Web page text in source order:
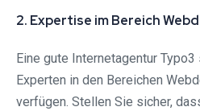
2. Expertise im Bereich
Eine gute Internetagentur
Experten in den Bereichen
verfügen. Stellen Sie sicher,